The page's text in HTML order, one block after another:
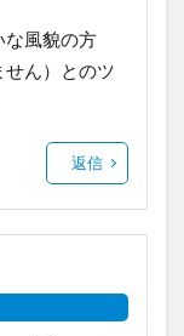
風貌の方
せん）とのツ
返信